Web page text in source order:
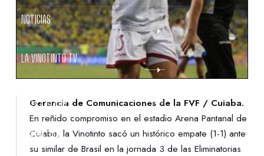
NOTICIAS
LA VINOTINTO TV
NOTIFICACIONES
NORMATIVAS
Gerencia de Comunicaciones de la FVF / Cuiaba.
En reñido compromiso en el estadio Arena Pantanal de
Cuiaba, la Vinotinto sacó un histórico empate (1-1) ante
su similar de Brasil en la jornada 3 de las Eliminatorias